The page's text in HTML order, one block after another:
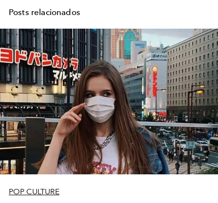
Posts relacionados
POP CULTURE